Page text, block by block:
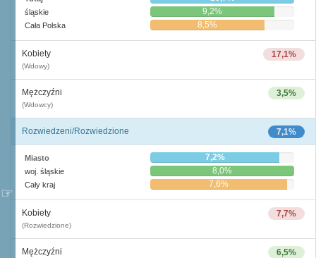
śląskie 9,2%
Cała Polska 8,5%
17,1%
Kobiety
(Wdowy)
3,5%
Mężczyźni
(Wdowcy)
7,1%
Rozwiedzeni/Rozwiedzione
Miasto 7,2%
woj. śląskie 8,0%
Cały kraj 7,6%
7,7%
Kobiety
(Rozwiedzione)
6,5%
Mężczyźni